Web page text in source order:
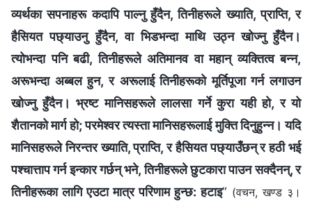
व्यर्थका सपनाहरू कदापि पाल्नु हुँदैन, तिनीहरूले ख्याति, प्राप्ति, र
हैसियत पछ्याउनु हुँदैन, वा भिडभन्दा माथि उठ्न खोज्नु हुँदैन।
त्योभन्दा पनि बढी, तिनीहरूले अतिमानव वा महान् व्यक्तित्व बन्न,
अरूभन्दा अब्बल हुन, र अरूलाई तिनीहरूको मूर्तिपूजा गर्न लगाउन
खोज्नु हुँदैन। भ्रष्ट मानिसहरूले लालसा गर्ने कुरा यही हो, र यो
शैतानको मार्ग हो; परमेश्‍वर त्यस्ता मानिसहरूलाई मुक्ति दिनुहुन्न। यदि
मानिसहरूले निरन्तर ख्याति, प्राप्ति, र हैसियत पछ्याउँछन् र हठी भई
पश्चात्ताप गर्न इन्कार गर्छन् भने, तिनीहरूले छुटकारा पाउन सक्दैनन्, र
तिनीहरूका लागि एउटा मात्र परिणाम हुन्छ: हटाइ” (वचन, खण्ड ३।